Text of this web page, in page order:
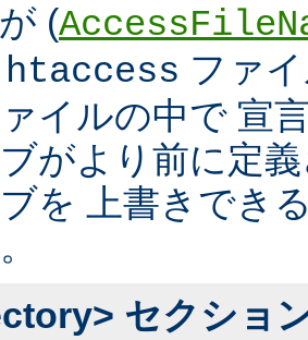
(
ファ
イルの中で 宣
がより前に定
を 上書きでき
セクショ